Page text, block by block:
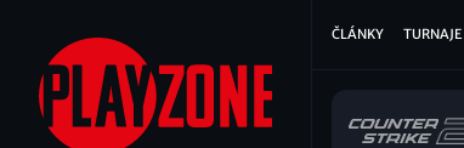
hlavnímu
obsahu
Hlavní
ČLÁNKY TURNAJE